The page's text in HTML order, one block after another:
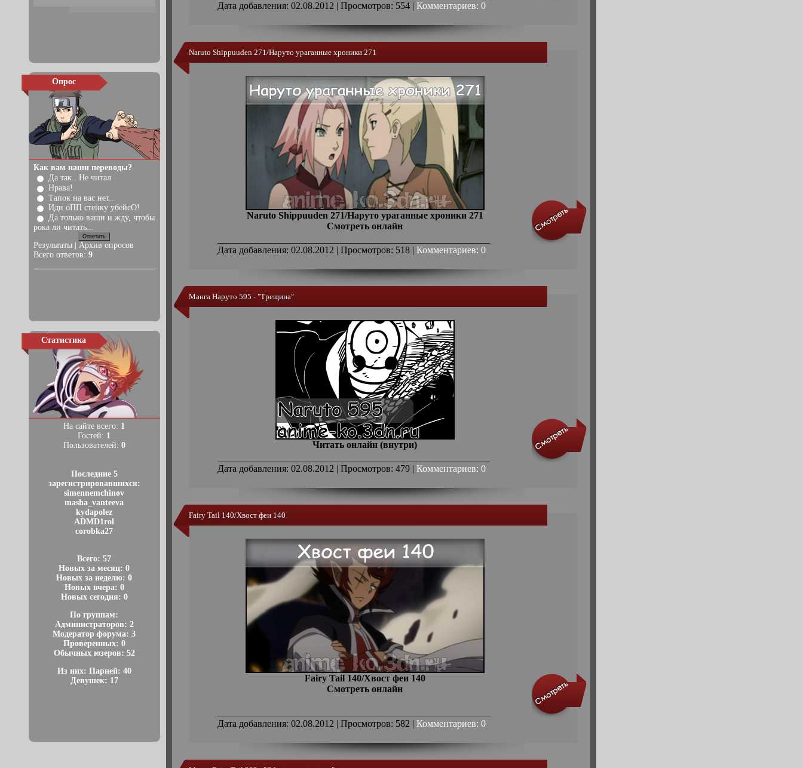
Опрос
Как вам наши переводы?
Да так.. Не читал
Нрава!
Тапок на вас нет..
Иди оПП стенку убейсО!
Да только ваши и жду, чтобы
рока ли читать...
Результаты| Архив опросов
Всего ответов: 9
Статистика
На сайте всего: 1
Гостей: 1
Пользователей: 0
Последние 5
зарегистрировавшихся:
simennemchinov
masha_vanteeva
kydapolez
ADMD1rol
corobka27
Всего: 57
Новых за месяц: 0
Новых за неделю: 0
Новых вчера: 0
Новых сегодня: 0
По группам:
Администраторов: 2
Модератор форума: 3
Проверенных: 0
Обычных юзеров: 52
Из них: Парней: 40
Девушек: 17
Дата добавления: 02.08.2012 | Просмотров: 554 | Комментариев: 0
Naruto Shippuuden 271/Наруто ураганные хроники 271
Naruto Shippuuden 271/Наруто ураганные хроники 271
Смотреть онлайн
Дата добавления: 02.08.2012 | Просмотров: 518 | Комментариев: 0
Манга Наруто 595 - "Трещина"
Читать онлайн (внутри)
Дата добавления: 02.08.2012 | Просмотров: 479 | Комментариев: 0
Fairy Tail 140/Хвост феи 140
Fairy Tail 140/Хвост феи 140
Смотреть онлайн
Дата добавления: 02.08.2012 | Просмотров: 582 | Комментариев: 0